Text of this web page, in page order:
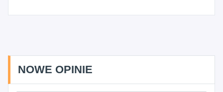
NOWE OPINIE